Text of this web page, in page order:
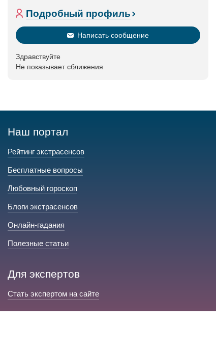
Подробный профиль
Написать сообщение
Здравствуйте
Не показывает сближения
Наш портал
Рейтинг экстрасенсов
Бесплатные вопросы
Любовный гороскоп
Блоги экстрасенсов
Онлайн-гадания
Полезные статьи
Для экспертов
Стать экспертом на сайте